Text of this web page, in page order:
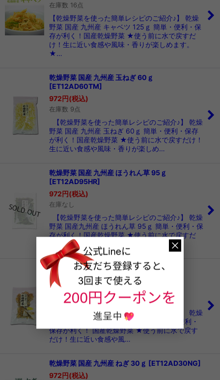
在庫数 16点
【乾燥野菜を使った簡単レシピのご紹介♪】 乾燥
野菜 国産 九州産 キャベツ 125ｇ 簡単・便利・保
存が利く！国産乾燥野菜 ★使う前に水で戻すだ
け！生に近い食感や風味・香りが楽しめます。
★…
乾燥野菜 国産 九州産 玉ねぎ 60ｇ
[ET12AD60TM]
972円(税込)
在庫数 9点
【乾燥野菜を使った簡単レシピのご紹介♪】 乾燥
野菜 国産 九州産 玉ねぎ 60ｇ 簡単・便利・保存
が利く！国産乾燥野菜 ★使う前に水で戻すだけ！
生に近い食感や風味・香りが楽しめ…
乾燥野菜 国産 九州産 ほうれん草 95ｇ
[ET12AD95HR]
972円(税込)
在庫なし
【乾燥野菜を使った簡単レシピのご紹介♪】 乾燥
野菜 国産九州産 ほうれん草 95ｇ 簡単・便利・保
存が利く！国産乾燥野菜 ★使う前に水で戻すだ
け！生に近い食感や風味・香りが…
乾燥野菜 国産 山口県産 れんこん 60ｇ
[ ET12AD60RN]
972
在庫数 20点
【乾燥野菜を使った簡単レシピのご紹介♪】 乾燥
野菜 国産 山口県産 れんこん 60ｇ 簡単・便利・
保存が利く！ 国産乾燥野菜 ★使う前に水で戻す
だけ！生に近い食感や風…
乾燥野菜 国産 九州産 ねぎ 30ｇ [ET12AD30NG]
972円(税込)